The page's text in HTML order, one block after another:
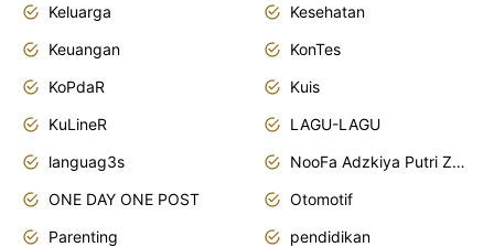
Keluarga
Kesehatan
Keuangan
KonTes
KoPdaR
Kuis
KuLineR
LAGU-LAGU
languag3s
NooFa Adzkiya Putri Zain
ONE DAY ONE POST
Otomotif
Parenting
pendidikan